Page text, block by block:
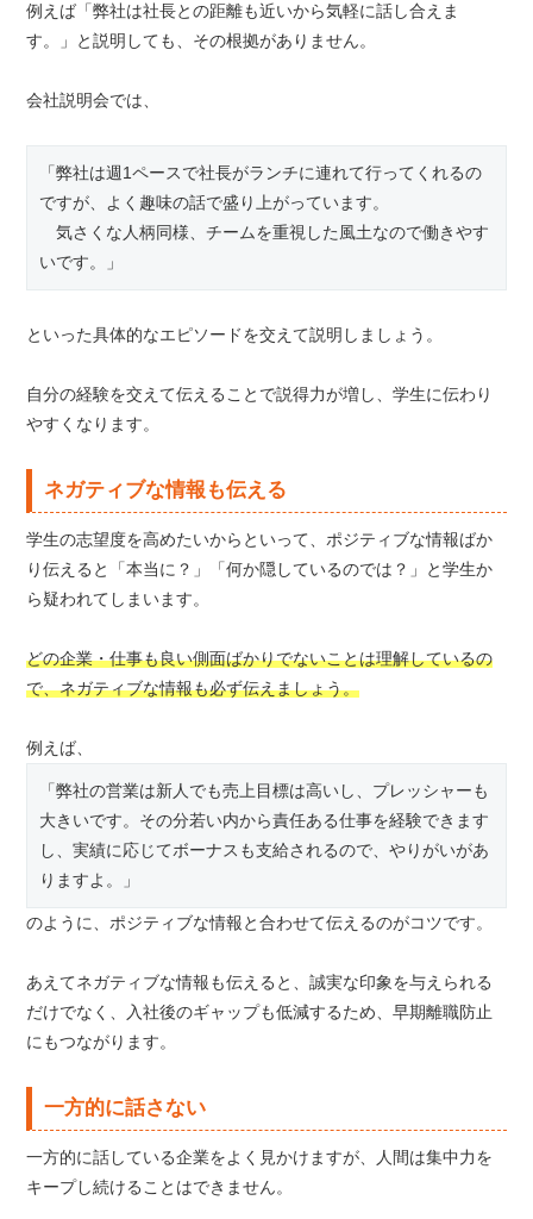
例えば「弊社は社長との距離も近いから気軽に話し合えま
す。」と説明しても、その根拠がありません。
会社説明会では、
「弊社は週1ペースで社長がランチに連れて行ってくれるの
ですが、よく趣味の話で盛り上がっています。
気さくな人柄同様、チームを重視した風土なので働きやす
いです。」
といった具体的なエピソードを交えて説明しましょう。
自分の経験を交えて伝えることで説得力が増し、学生に伝わり
やすくなります。
ネガティブな情報も伝える
学生の志望度を高めたいからといって、ポジティブな情報ばか
り伝えると「本当に？」「何か隠しているのでは？」と学生か
ら疑われてしまいます。
どの企業・仕事も良い側面ばかりでないことは理解しているの
で、ネガティブな情報も必ず伝えましょう。
例えば、
「弊社の営業は新人でも売上目標は高いし、プレッシャーも
大きいです。その分若い内から責任ある仕事を経験できます
し、実績に応じてボーナスも支給されるので、やりがいがあ
りますよ。」
のように、ポジティブな情報と合わせて伝えるのがコツです。
あえてネガティブな情報も伝えると、誠実な印象を与えられる
だけでなく、入社後のギャップも低減するため、早期離職防止
にもつながります。
一方的に話さない
一方的に話している企業をよく見かけますが、人間は集中力を
キープし続けることはできません。